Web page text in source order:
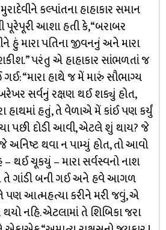
કલ્પાંતના હાહાકાર સમાન
પૂરેપૂરી આશા હતી કે, “બરાબર
મારા પતિના જીવનનું અને મારા
પરંતુ એ હાહાકાર સાંભળતાં જ
“મારા હાથે જ મેં મારું સૌભાગ્ય
સર્વનું રક્ષણ થઈ શક્યું હોત,
હાથમાં હતું, તે વેળાએ મેં કાંઈ પણ કર્યું
પછી દોડી આવી, એટલે શું થાય? જે
થવા ન પામ્યું હોત, તો આવો
– થઈ ચૂકયું – મારા સર્વસ્વનો નાશ
તે ગાંડી બની ગઈ અને હવે આગળ
પણ આત્મહત્યા કરીને મરી જવું, એ
નહિ. એટલામાં તે શિબિકા જરા